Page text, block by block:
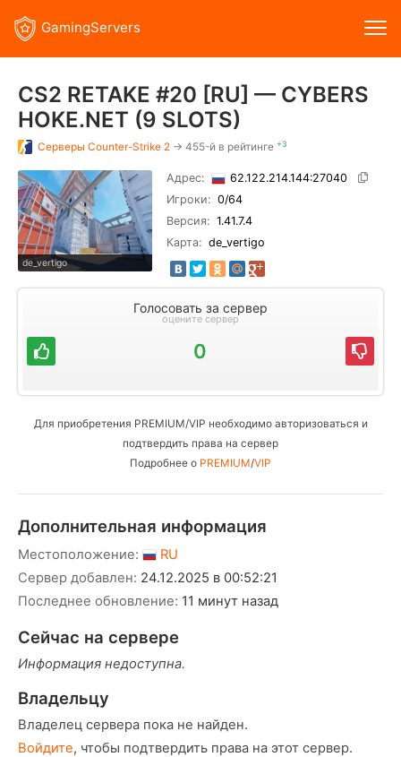
GamingServers
CS2 RETAKE #20 [RU] — CYBERS
HOKE.NET (9 SLOTS)
Серверы Counter-Strike 2 → 455-й в рейтинге +3
de_vertigo
Адрес:
62.122.214.144:27040
Игроки: 0/64
Версия: 1.41.7.4
Карта: de_vertigo
Голосовать за сервер
оцените сервер
0
Для приобретения PREMIUM/VIP необходимо авторизоваться и
подтвердить права на сервер
Подробнее о PREMIUM/VIP
Дополнительная информация
Местоположение:
RU
Сервер добавлен: 24.12.2025 в 00:52:21
Последнее обновление: 11 минут назад
Сейчас на сервере
Информация недоступна.
Владельцу
Владелец сервера пока не найден.
Войдите, чтобы подтвердить права на этот сервер.